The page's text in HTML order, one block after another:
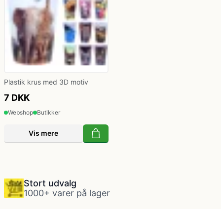
Plastik krus med 3D motiv
7 DKK
Webshop Butikker
Vis mere
Stort udvalg
1000+ varer på lager